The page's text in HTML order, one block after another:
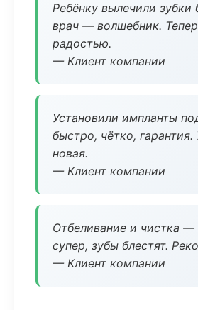
Ребёнку вылечили зубки
врач — волшебник.
радостью.
— Клиент компании
Установили импланты
быстро, чётко,
новая.
— Клиент компании
Отбеливание и чистка —
супер, зубы блестят.
— Клиент компании